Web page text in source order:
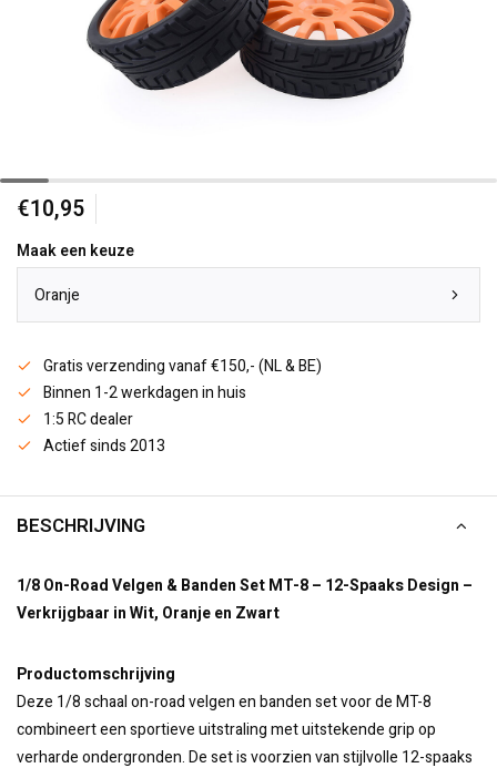
€10,95
Maak een keuze
Oranje
Gratis verzending vanaf €150,- (NL & BE)
Binnen 1-2 werkdagen in huis
1:5 RC dealer
Actief sinds 2013
BESCHRIJVING
1/8 On-Road Velgen & Banden Set MT-8 – 12-Spaaks Design –
Verkrijgbaar in Wit, Oranje en Zwart
Productomschrijving
Deze 1/8 schaal on-road velgen en banden set voor de MT-8
combineert een sportieve uitstraling met uitstekende grip op
verharde ondergronden. De set is voorzien van stijlvolle 12-spaaks